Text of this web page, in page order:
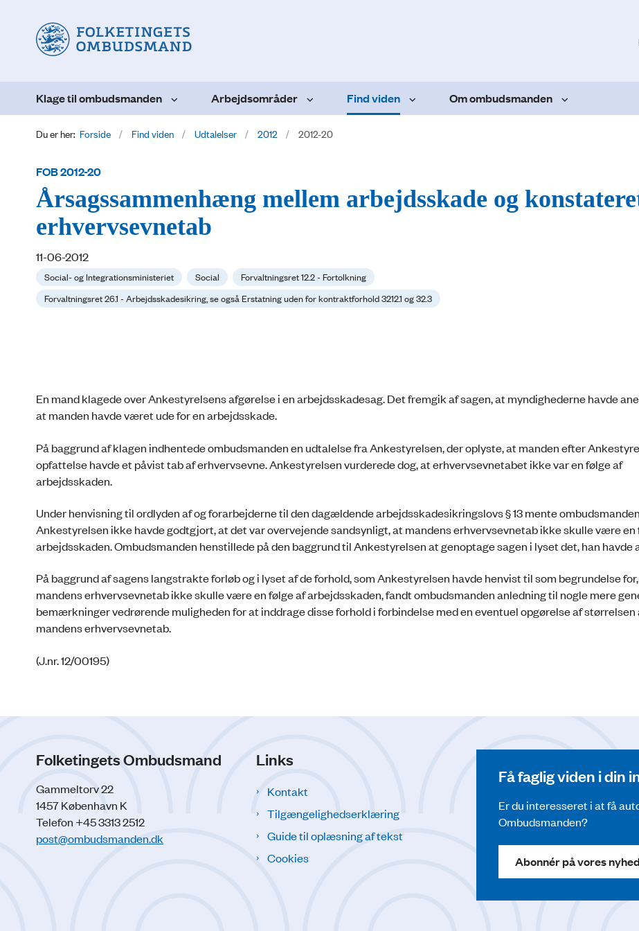
Klage til ombudsmanden Arbejdsområder Find viden Om ombudsmanden
Du er her: Forside Find viden Udtalelser 2012 2012-20
FOB 2012-20
Årsagssammenhæng mellem arbejdsskade og
erhvervsevnetab
11-06-2012
Social- og Integrationsministeriet Social
Forvaltningsret 12.2 - Fortolkning
Forvaltningsret 26.1 - Arbejdsskadesikring, se også Erstatning uden for kontraktforhold 3212.1 og 32.3
En mand klagede over Ankestyrelsens afgørelse i en arbejdsskadesag. Det fremgik af sagen, at myndighederne havde
at manden havde været ude for en arbejdsskade.
På baggrund af klagen indhentede ombudsmanden en udtalelse fra Ankestyrelsen, der oplyste, at manden efter
opfattelse havde et påvist tab af erhvervsevne. Ankestyrelsen vurderede dog, at erhvervsevnetabet ikke var en følge af
arbejdsskaden.
Under henvisning til ordlyden af og forarbejderne til den dagældende arbejdsskadesikringslovs § 13 mente
Ankestyrelsen ikke havde godtgjort, at det var overvejende sandsynligt, at mandens erhvervsevnetab ikke skulle være en
arbejdsskaden. Ombudsmanden henstillede på den baggrund til Ankestyrelsen at genoptage sagen i lyset det, han havde
På baggrund af sagens langstrakte forløb og i lyset af de forhold, som Ankestyrelsen havde henvist til som begrundelse
mandens erhvervsevnetab ikke skulle være en følge af arbejdsskaden, fandt ombudsmanden anledning til nogle mere
bemærkninger vedrørende muligheden for at inddrage disse forhold i forbindelse med en eventuel opgørelse af størrelsen
mandens erhvervsevnetab.
(J.nr. 12/00195)
Folketingets Ombudsmand
Gammeltorv 22
1457 København K
Telefon +45 3313 2512
post@ombudsmanden.dk
Links
Kontakt
Tilgængelighedserklæring
Guide til oplæsning af tekst
Cookies
Få faglig viden i din
Er du interesseret i at få
Ombudsmanden?
Abonnér på vores